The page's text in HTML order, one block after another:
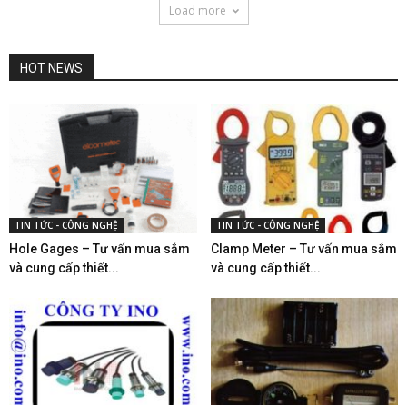
Load more
HOT NEWS
TIN TỨC - CÔNG NGHỆ
Hole Gages – Tư vấn mua sắm
và cung cấp thiết...
TIN TỨC - CÔNG NGHỆ
Clamp Meter – Tư vấn mua sắm
và cung cấp thiết...